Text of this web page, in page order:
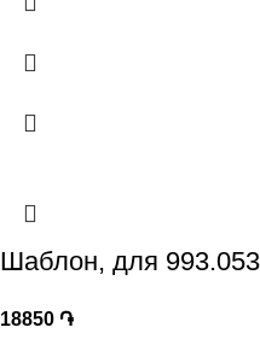
Шаблон, для
18850 ֏